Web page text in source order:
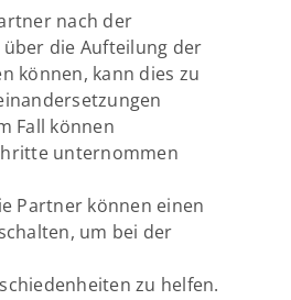
nach der
die Aufteilung der
können, kann dies zu
Fall können
unternommen
Partner können einen
um bei der
zu helfen.